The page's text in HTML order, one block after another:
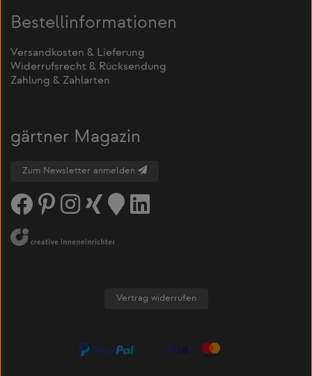
Bestellinformationen
Versandkosten & Lieferung
Widerrufsrecht & Rücksendung
Zahlung & Zahlarten
gärtner Magazin
Zum Newsletter anmelden
Vertrag widerrufen